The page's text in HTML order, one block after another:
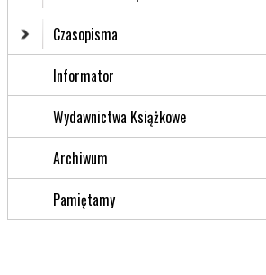
Czasopisma
Informator
Wydawnictwa Książkowe
Archiwum
Pamiętamy